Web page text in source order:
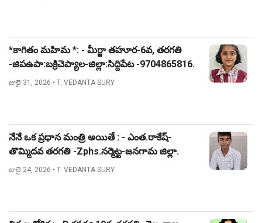
*కాగితం మహిమ *: - మీర్జా తహూర-6వ, తరగతి
-జిపఉపా:బక్రిచెప్యాల-జిల్లా:సిద్దిపేట -9704865816.
జులై 31, 2026 • T. VEDANTA SURY
నేనే ఒక ప్రధాన మంత్రి అయితే : - ఎంత.రాకేష్-
తొమ్మిదవ తరగతి -Zphs.నర్మెట్ట-జనగామ జిల్లా.
జులై 24, 2026 • T. VEDANTA SURY